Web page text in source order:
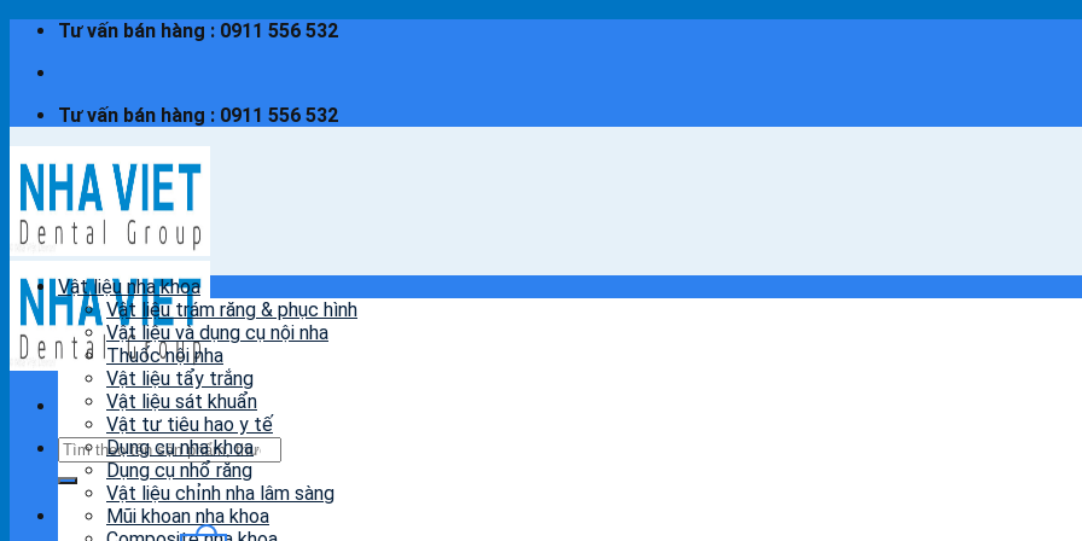
Skip
content
Tư vấn bán hàng : 0911 556 532
Tư vấn bán hàng : 0911 556 532
Tìm
kiếm:
Vật liệu nha khoa
Vật liệu trám răng & phục hình
Vật liệu và dụng cụ nội nha
Thuốc nội nha
Vật liệu tẩy trắng
Vật liệu sát khuẩn
Vật tư tiêu hao y tế
Dụng cụ nha khoa
Dụng cụ nhổ răng
Vật liệu chỉnh nha lâm sàng
Mũi khoan nha khoa